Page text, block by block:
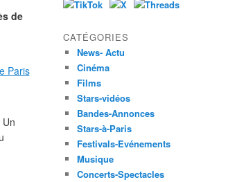
de
CATÉGORIES
News- Actu
Cinéma
Films
Stars-vidéos
Bandes-Annonces
Stars-à-Paris
Festivals-Evénements
Musique
Concerts-Spectacles